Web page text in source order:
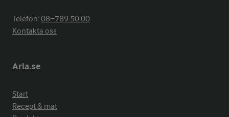
Telefon:08−789 50 00
Kontakta oss
Arla.se
Start
Recept & mat